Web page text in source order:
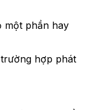
một phần hay
hợp phát